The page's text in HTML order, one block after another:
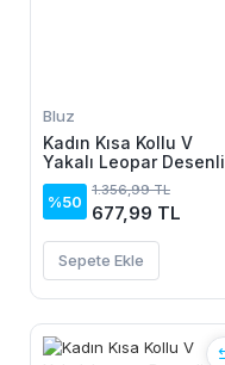
Bluz
Kadın Kısa Kollu V
Yakalı Leopar Desenli
Viskon Bluz
%50
1.356,99 TL
677,99 TL
Sepete Ekle